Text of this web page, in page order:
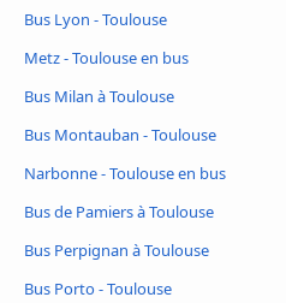
Bus Lyon - Toulouse
Metz - Toulouse en bus
Bus Milan à Toulouse
Bus Montauban - Toulouse
Narbonne - Toulouse en bus
Bus de Pamiers à Toulouse
Bus Perpignan à Toulouse
Bus Porto - Toulouse